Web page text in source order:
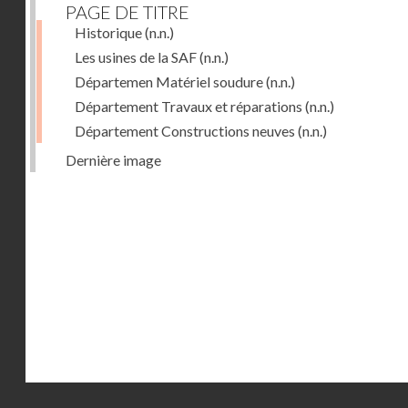
PAGE DE TITRE
Historique(n.n.)
Les usines de la SAF(n.n.)
Départemen Matériel soudure(n.n.)
Département Travaux et réparations (n.n.)
Département Constructions neuves (n.n.)
Dernière image